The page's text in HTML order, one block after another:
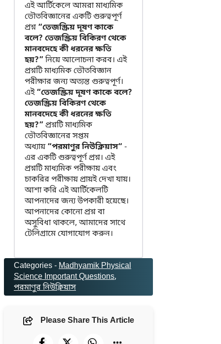
এই আর্টিকেলে আমরা মাধ্যমিক
ভৌতবিজ্ঞানের একটি গুরুত্বপূর্ণ
প্রশ্ন “তেজস্ক্রিয় দূষণ কাকে
বলে? তেজস্ক্রিয় বিকিরণ থেকে
মানবদেহে কী ধরনের ক্ষতি
হয়?”নিয়ে আলোচনা করব। এই
প্রশ্নটি মাধ্যমিক ভৌতবিজ্ঞান
পরীক্ষার জন্য অত্যন্ত গুরুত্বপূর্ণ।
এই“তেজস্ক্রিয় দূষণ কাকে বলে?
তেজস্ক্রিয় বিকিরণ থেকে
মানবদেহে কী ধরনের ক্ষতি
হয়?” প্রশ্নটি মাধ্যমিক
ভৌতবিজ্ঞানের সপ্তম
অধ্যায়“পরমাণুর নিউক্লিয়াস“ -
এর একটি গুরুত্বপূর্ণ প্রশ্ন। এই
প্রশ্নটি মাধ্যমিক পরীক্ষায় এবং
চাকরির পরীক্ষায় প্রায়ই দেখা যায়।
আশা করি এই আর্টিকেলটি
আপনাদের জন্য উপকারী হয়েছে।
আপনাদের কোনো প্রশ্ন বা
অসুবিধা থাকলে, আমাদের সাথে
টেলিগ্রামে যোগাযোগ করুন।
Categories -Madhyamik Physical
Science Important Questions
পরমাণুর নিউক্লিয়াস
Please Share This Article